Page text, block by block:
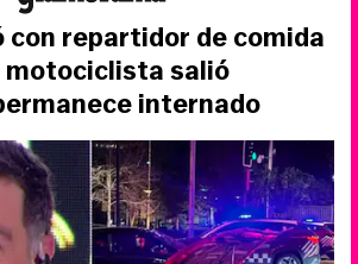
con repartidor de comida
motociclista salió
internado